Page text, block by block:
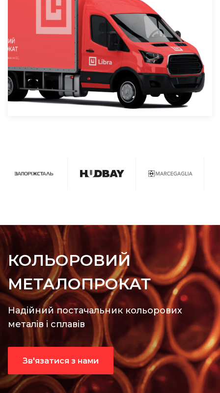
КОЛЬОРОВИЙ
МЕТАЛОПРОКАТ
Надійний постачальник кольорових
металів і сплавів
Зв'язатися з нами